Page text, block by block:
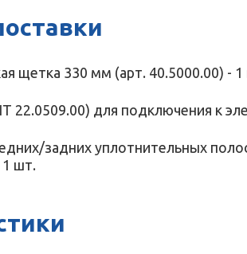
щетка 330 мм (арт. 40.5000.00) - 1
22.0509.00) для подключения к
задних уплотнительных
1 шт.